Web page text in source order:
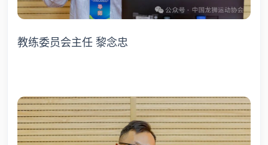
教练委员会主任 黎念忠